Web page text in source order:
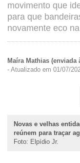
movimento que
para que
novamente eco
Maíra Mathias (enviada
- Atualizado em 01/07/
Novas e velhas
reúnem para traçar
Foto: Elpídio Jr.